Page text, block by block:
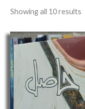
Showing all 10 results